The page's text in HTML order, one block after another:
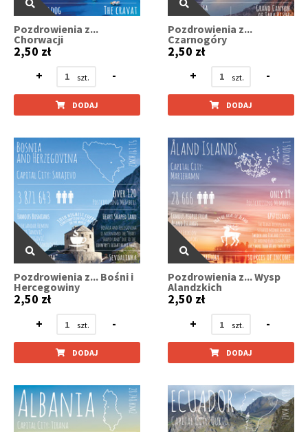
Pozdrowienia z...
Chorwacji
2,50 zł
+
-
DODAJ
Pozdrowienia z...
Czarnogóry
2,50 zł
+
-
DODAJ
Pozdrowienia z... Bośni i
Hercegowiny
2,50 zł
+
-
DODAJ
Pozdrowienia z... Wysp
Alandzkich
2,50 zł
+
-
DODAJ